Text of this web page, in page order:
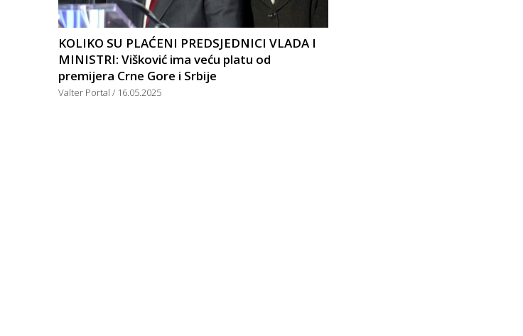
KOLIKO SU PLAĆENI PREDSJEDNICI VLADA I
MINISTRI: Višković ima veću platu od
premijera Crne Gore i Srbije
Valter Portal 16.05.2025